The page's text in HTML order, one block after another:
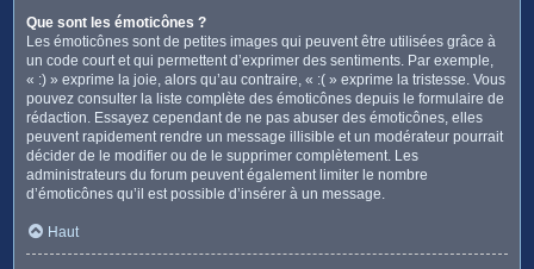
Que sont les émoticônes ?
Les émoticônes sont de petites images qui peuvent être utilisées grâce à
un code court et qui permettent d’exprimer des sentiments. Par exemple,
« :) » exprime la joie, alors qu’au contraire, « :( » exprime la tristesse. Vous
pouvez consulter la liste complète des émoticônes depuis le formulaire de
rédaction. Essayez cependant de ne pas abuser des émoticônes, elles
peuvent rapidement rendre un message illisible et un modérateur pourrait
décider de le modifier ou de le supprimer complètement. Les
administrateurs du forum peuvent également limiter le nombre
d’émoticônes qu’il est possible d’insérer à un message.
Haut